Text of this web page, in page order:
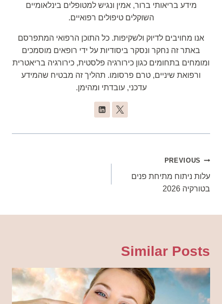
מידע בריאותי ברור, אמין ונגיש למטופלים בינלאומיים
השוקלים טיפולים רפואיים.
אנו מחויבים לדיוק ולשקיפות. כל התוכן הרפואי המתפרסם
באתר זה נחקר ונסקר ביסודיות על ידי רופאים מוסמכים
ומומחים בתחומים כגון כירורגיה פלסטית, כירורגיה בריאטרית
ורפואת שיניים, טרם פרסומו. תהליך זה מבטיח שהמידע
עדכני, עובדתי ומהימן.
ניווט
PREVIOUS
עלות ניתוח מתיחת פנים
בטורקיה 2026
Similar Posts